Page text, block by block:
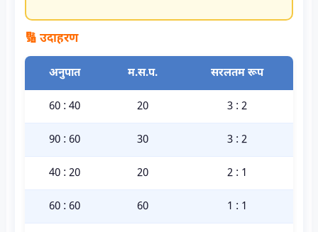
🔢 उदाहरण
अनुपात म.स.प. सरलतम रूप
60 : 40 20 3 : 2
90 : 60 30 3 : 2
40 : 20 20 2 : 1
60 : 60 60 1 : 1